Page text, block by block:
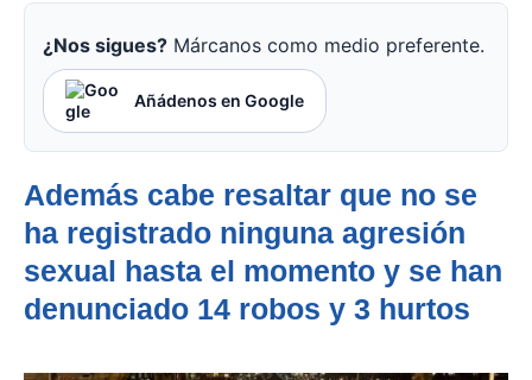
¿Nos sigues? Márcanos como medio preferente.
Añádenos en Google
Además cabe resaltar que no se
ha registrado ninguna agresión
sexual hasta el momento y se han
denunciado 14 robos y 3 hurtos